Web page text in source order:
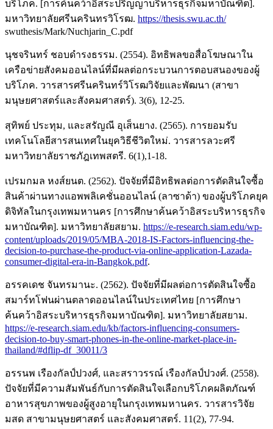
บริโภค. [การค้นคว้าอิสระปริญญาบริหารธุรกิจมหาบัณฑิต].
มหาวิทยาลัยศรีนครินทรวิโรฒ. https://thesis.swu.ac.th/
swuthesis/Mark/Nuchjarin_C.pdf
นุชจรินทร์ ชอบดำรงธรรม. (2554). อิทธิพลขอสื่อโฆษณาใน
เครือข่ายสังคมออนไลน์ที่มีผลต่อกระบวนการตอบสนองของผู้
บริโภค. วารสารศรีนครินทร์วิโรฒวิจัยและพัฒนา (สาขา
มนุษยศาสตร์และสังคมศาสตร์). 3(6), 12-25.
สุทิพย์ ประทุม, และสรัญณี อุเส็นยาง. (2565). การยอมรับ
เทคโนโลยีสารสนเทศในยุควิธีชีวิตใหม่. วารสารลวะศรี
มหาวิทยาลัยราชภัฎเทพสตรี. 6(1),1-18.
เปรมกมล หงส์ยนต. (2562). ปัจจัยที่มีอิทธิพลต่อการตัดสินใจซื้อ
สินค้าผ่านทางแอพพลิเคชั่นออนไลน์ (ลาซาด้า) ของผู้บริโภคยุค
ดิจิทัลในกรุงเทพมหานคร [การศึกษาค้นคว้าอิสระบริหารธุรกิจ
มหาบัณฑิต]. มหาวิทยาลัยสยาม. https://e-research.siam.edu/wp-
content/uploads/2019/05/MBA-2018-IS-Factors-influencing-the-
decision-to-purchase-the-product-via-online-application-Lazada-
consumer-digital-era-in-Bangkok.pdf.
อรรคเดช จันทรมานะ. (2562). ปัจจัยที่มีผลต่อการตัดสินใจซื้อ
สมาร์ทโฟนผ่านตลาดออนไลน์ในประเทศไทย [การศึกษา
ค้นคว้าอิสระบริหารธุรกิจมหาบัณฑิต]. มหาวิทยาลัยสยาม.
https://e-research.siam.edu/kb/factors-influencing-consumers-
decision-to-buy-smart-phones-in-the-online-market-place-in-
thailand/#dflip-df_30011/3
อรรนพ เรืองกัลป์ปวงศ์, และสราวรรณ์ เรืองกัลป์ปวงศ์. (2558).
ปัจจัยที่มีความสัมพันธ์กับการตัดสินใจเลือกบริโภคผลิตภัณฑ์
อาหารสุขภาพของผู้สูงอายุในกรุงเทพมหานคร. วารสารวิจัย
มสด สาขามนุษยศาสตร์ และสังคมศาสตร์. 11(2), 77-94.